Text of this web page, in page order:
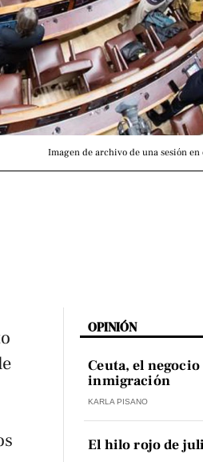
Imagen de archivo de una sesión en
OPINIÓN
Ceuta, el
inmigración
KARLA PISANO
El hilo rojo de